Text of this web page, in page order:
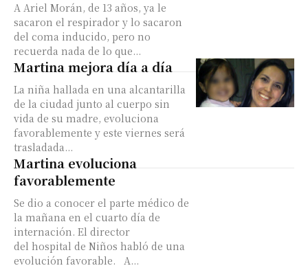
A Ariel Morán, de 13 años, ya le
sacaron el respirador y lo sacaron
del coma inducido, pero no
recuerda nada de lo que...
Martina mejora día a día
La niña hallada en una alcantarilla
de la ciudad junto al cuerpo sin
vida de su madre, evoluciona
favorablemente y este viernes será
trasladada...
Martina evoluciona
favorablemente
Se dio a conocer el parte médico de
la mañana en el cuarto día de
internación. El director
del hospital de Niños habló de una
evolución favorable. A...